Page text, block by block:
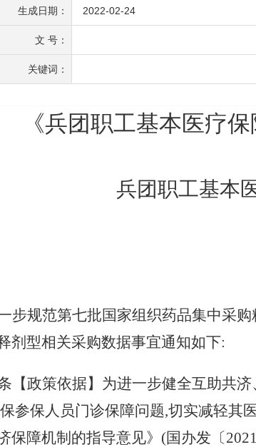
生成日期： 2022-02-24
文 号：
关键词：
《兵团职工基本医疗
兵团职工基本
步规范第七批国家组织药品集中采购
剂型相关采购数据事宜通知如下:
【政策依据】为进一步健全互助共
参保人员门诊保障问题,切实减轻其
保障机制的指导意见》(国办发〔